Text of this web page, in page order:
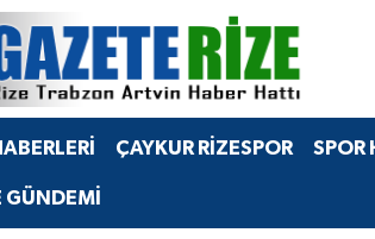
ÇAYKUR RİZESPOR SPOR
GÜNDEMİ
Eczaneler
Haritası